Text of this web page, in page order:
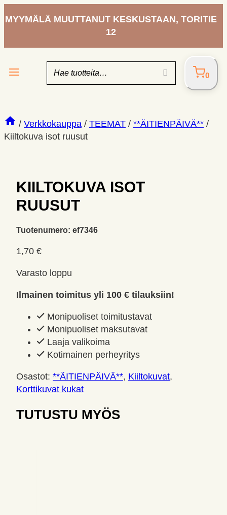
sisältöön
MYYMÄLÄ MUUTTANUT KESKUSTAAN, TORITIE
12
0
/ Verkkokauppa / TEEMAT / **ÄITIENPÄIVÄ** /
Kiiltokuva isot ruusut
KIILTOKUVA ISOT
RUUSUT
Tuotenumero: ef7346
1,70 €
Varasto loppu
Ilmainen toimitus yli 100 € tilauksiin!
Monipuoliset toimitustavat
Monipuoliset maksutavat
Laaja valikoima
Kotimainen perheyritys
Osastot: **ÄITIENPÄIVÄ**, Kiiltokuvat,
Korttikuvat kukat
TUTUSTU MYÖS